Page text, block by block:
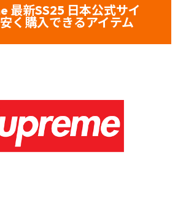
最新SS25 日本公式サイ
く購入できるアイテム